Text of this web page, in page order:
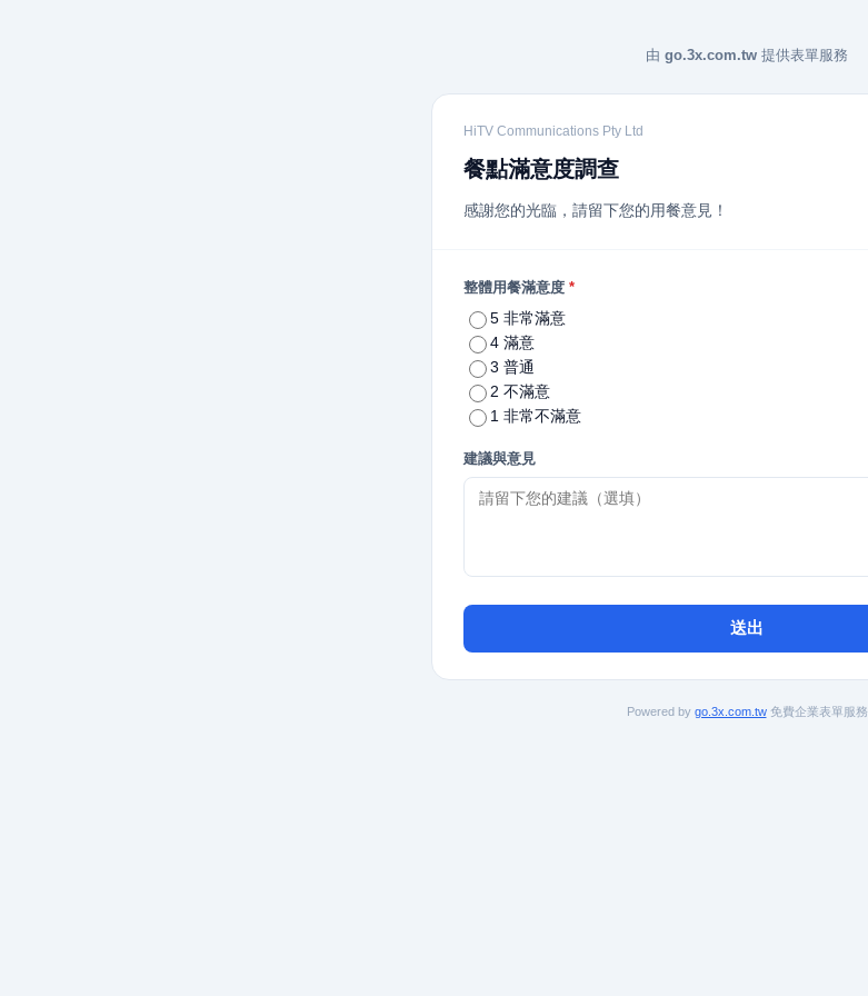
由 go.3x.com.tw 提供表單服務
HiTV Communications Pty Ltd
餐點滿意度調查
感謝您的光臨，請留下您的用餐意見！
整體用餐滿意度 *
5 非常滿意
4 滿意
3 普通
2 不滿意
1 非常不滿意
建議與意見
送出
Powered by go.3x.com.tw免費企業表單服務